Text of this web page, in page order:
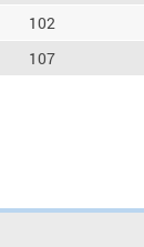
102
107